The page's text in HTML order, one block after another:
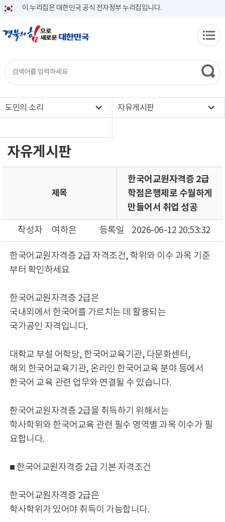
이 누리집은 대한민국 공식 전자정부 누리집입니다.
도민의 소리 자유게시판
자유게시판
제목
한국어교원자격증 2급
학점은행제로 수월하게
만들어서 취업 성공
등록일 2026-06-12 20:53:32
작성자 여하은
한국어교원자격증 2급 자격조건, 학위와 이수 과목 기준
부터 확인하세요
한국어교원자격증 2급은
국내외에서 한국어를 가르치는 데 활용되는
국가공인 자격입니다.
대학교 부설 어학당, 한국어교육기관, 다문화센터,
해외 한국어교육기관, 온라인 한국어교육 분야 등에서
한국어 교육 관련 업무와 연결될 수 있습니다.
한국어교원자격증 2급을 취득하기 위해서는
학사학위와 한국어교육 관련 필수 영역별 과목 이수가 필
요합니다.
■ 한국어교원자격증 2급 기본 자격조건
한국어교원자격증 2급은
학사학위가 있어야 취득이 가능합니다.